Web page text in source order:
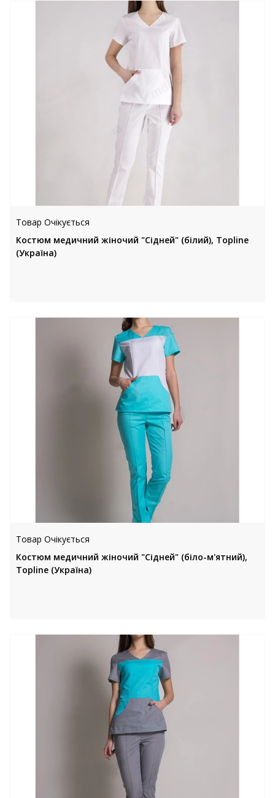
Товар Очікується
Костюм медичний жіночий "Сідней" (білий), Topline
(Україна)
Товар Очікується
Костюм медичний жіночий "Сідней" (біло-м'ятний),
Topline (Україна)